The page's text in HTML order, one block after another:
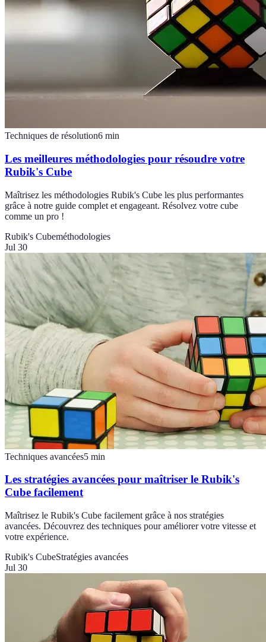
Techniques de résolution6 min
Les meilleures méthodologies pour résoudre votre
Rubik's Cube
Maîtrisez les méthodologies Rubik's Cube les plus performantes
grâce à notre guide complet et engageant. Résolvez votre cube
comme un pro !
Rubik's Cubeméthodologies
Jul 30
Techniques avancées5 min
Les stratégies avancées pour maîtriser le Rubik's
Cube facilement
Maîtrisez le Rubik's Cube facilement grâce à nos stratégies
avancées. Découvrez des techniques pour améliorer votre vitesse et
votre expérience.
Rubik's CubeStratégies avancées
Jul 30